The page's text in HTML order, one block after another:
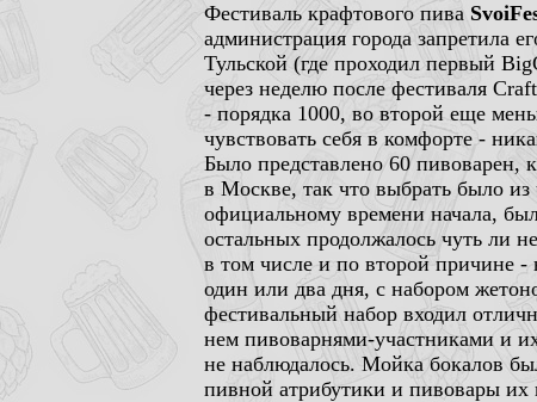
Фестиваль крафтового пива
администрация города запретила
Тульской (где проходил первый
через неделю после фестиваля
- порядка 1000, во второй еще
чувствовать себя в комфорте -
Было представлено 60 пивоварен,
в Москве, так что выбрать было
официальному времени начала,
остальных продолжалось чуть ли
в том числе и по второй причине -
один или два дня, с набором
фестивальный набор входил
нем пивоварнями-участниками и
не наблюдалось. Мойка бокалов
пивной атрибутики и пивовары их